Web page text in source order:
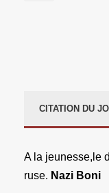
CITATION DU
A la jeunesse,le
ruse. Nazi Boni